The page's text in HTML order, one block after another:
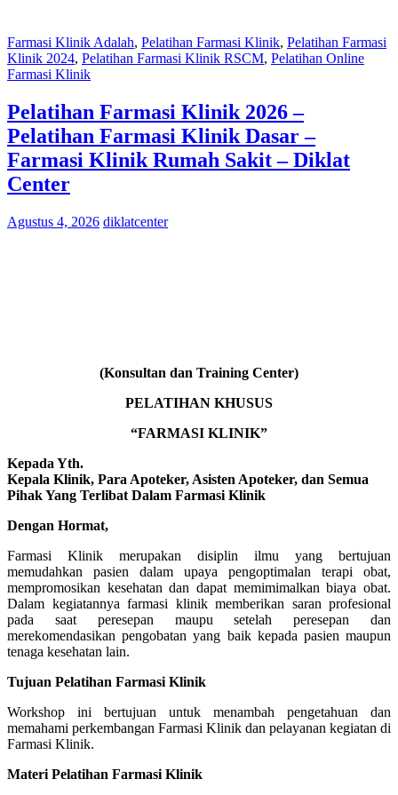
Farmasi Klinik Adalah, Pelatihan Farmasi Klinik, Pelatihan Farmasi
Klinik 2024, Pelatihan Farmasi Klinik RSCM, Pelatihan Online
Farmasi Klinik
Pelatihan Farmasi Klinik 2026 –
Pelatihan Farmasi Klinik Dasar –
Farmasi Klinik Rumah Sakit – Diklat
Center
Agustus 4, 2026 diklatcenter
(Konsultan dan Training Center)
PELATIHAN KHUSUS
“FARMASI KLINIK”
Kepada Yth.
Kepala Klinik, Para Apoteker, Asisten Apoteker, dan Semua
Pihak Yang Terlibat Dalam Farmasi Klinik
Dengan Hormat,
Farmasi Klinik merupakan disiplin ilmu yang bertujuan
memudahkan pasien dalam upaya pengoptimalan terapi obat,
mempromosikan kesehatan dan dapat memimimalkan biaya obat.
Dalam kegiatannya farmasi klinik memberikan saran profesional
pada saat peresepan maupu setelah peresepan dan
merekomendasikan pengobatan yang baik kepada pasien maupun
tenaga kesehatan lain.
Tujuan Pelatihan Farmasi Klinik
Workshop ini bertujuan untuk menambah pengetahuan dan
memahami perkembangan Farmasi Klinik dan pelayanan kegiatan di
Farmasi Klinik.
Materi Pelatihan Farmasi Klinik